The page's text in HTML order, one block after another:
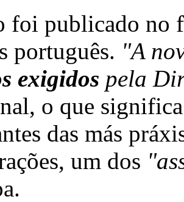
foi publicado no
português. "A
exigidos pela
o que significa
das más
um dos